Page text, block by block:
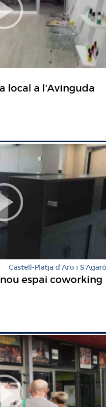
local a l'Avinguda
Castell-Platja d'Aro i S'Agaró
espai coworking